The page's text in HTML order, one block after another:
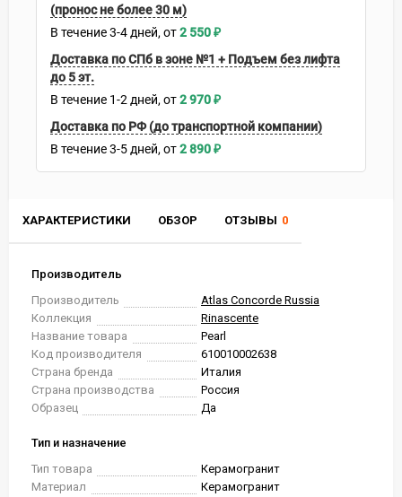
ХАРАКТЕРИСТИКИ ОБЗОР ОТЗЫВЫ 0
Производитель
Производитель
Atlas Concorde Russia
Коллекция
Rinascente
Название товара
Pearl
Код производителя
610010002638
Страна бренда
Италия
Страна производства
Россия
Образец
Да
Тип и назначение
Тип товара
Керамогранит
Материал
Керамогранит
(пронос не более 30 м)
В течение3-4 дней 2 550₽
Доставка по СПб в зоне №1 + Подъем без лифта
до 5 эт.
В течение 1-2 дней 2 970₽
Доставка по РФ (до транспортной компании)
В течение3-5 дней 2 890₽